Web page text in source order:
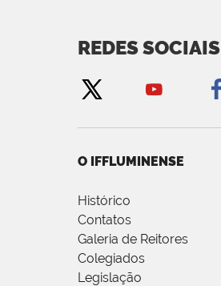
REDES SOCIAIS
O IFFLUMINENSE
Histórico
Contatos
Galeria de Reitores
Colegiados
Legislação